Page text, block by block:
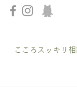
こころスッキリ